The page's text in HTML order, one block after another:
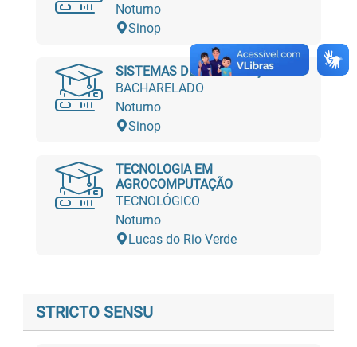
Noturno
Sinop
SISTEMAS DE INFORMAÇÃO
BACHARELADO
Noturno
Sinop
TECNOLOGIA EM
AGROCOMPUTAÇÃO
TECNOLÓGICO
Noturno
Lucas do Rio Verde
STRICTO SENSU